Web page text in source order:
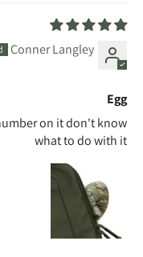
Conner Langley
Egg
on it don't know
what to do with it